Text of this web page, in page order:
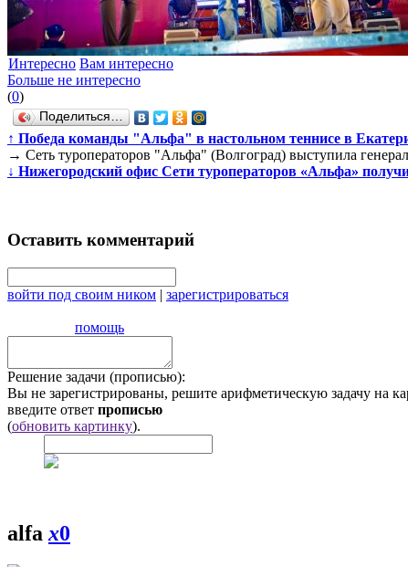
Интересно Вам интересно
Больше не интересно
(0)
Поделиться…
↑ Победа команды "Альфа" в настольном теннисе в
→ Сеть туроператоров "Альфа" (Волгоград) выступила
↓ Нижегородский офис Сети туроператоров «Альфа»
Оставить комментарий
войти под своим ником | зарегистрироваться
помощь
Решение задачи (прописью):
Вы не зарегистрированы, решите арифметическую задачу на
введите ответ прописью
(обновить картинку).
alfax0